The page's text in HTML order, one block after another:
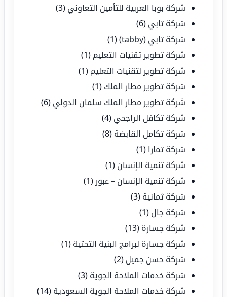
شركة بوبا العربية للتأمين التعاوني (3)
شركة تابي (6)
شركة تابي (tabby)
(1)
شركة تطوير تقنيات التعليم (1)
شركة تطوير لتقنيات التعليم (1)
شركة تطوير مطار الملك (1)
شركة تطوير مطار الملك سلمان الدولي (6)
شركة تكافل الراجحي (4)
شركة تكامل القابضة (8)
شركة تمارا (1)
شركة تنمية الإنسان (1)
شركة تنمية الإنسان – عبور (1)
شركة ثمانية (3)
شركة جال (1)
شركة جسارة (13)
شركة جسارة لبرامج البنية التحتية (1)
شركة حسن جميل (2)
شركة خدمات الملاحة الجوية (3)
شركة خدمات الملاحة الجوية السعودية (14)